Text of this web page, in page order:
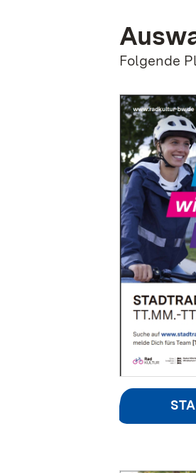
Folgende